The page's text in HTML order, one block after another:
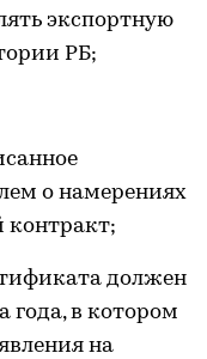
экспортную
РБ;
о намерениях
контракт;
должен
года, в котором
на